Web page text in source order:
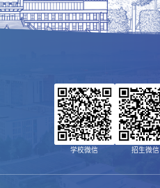
学校微信 招生微信